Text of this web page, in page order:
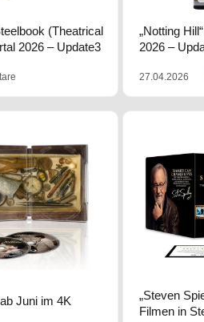
(Theatrical
2026 – Update3
„Notting
2026 –
27.04.2026
Juni im 4K
„Steven
Filmen in